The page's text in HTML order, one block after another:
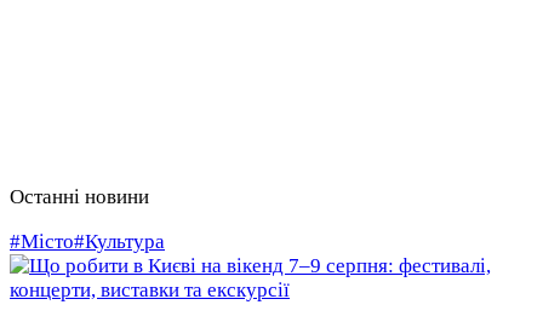
Останні новини
#Місто#Культура